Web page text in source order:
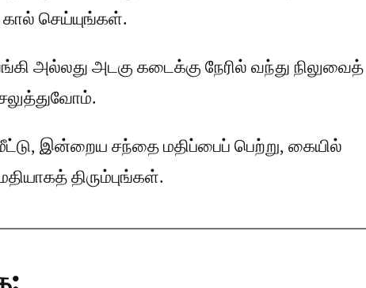
செய்யுங்கள்.
அல்லது அடகு கடைக்கு நேரில் வந்து நிலுவைத்
இன்றைய சந்தை மதிப்பைப் பெற்று, கையில்
திரும்புங்கள்.